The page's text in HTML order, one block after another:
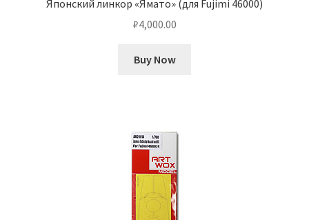
Японский линкор «Ямато» (для Fujimi 46000)
₽4,000.00
Buy Now